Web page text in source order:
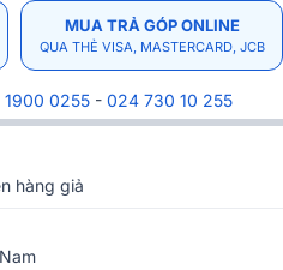
MUA TRẢ GÓP ONLINE
QUA THẺ VISA, MASTERCARD, JCB
1900 0255 - 024 730 10 255
hàng giả